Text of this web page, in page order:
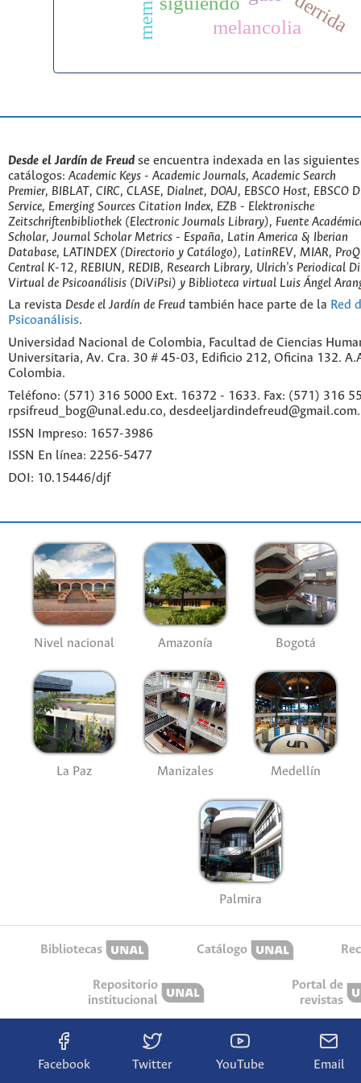
derrida
melancolia
Desde el Jardín de Freud se encuentra indexada en las
catálogos: Academic Keys - Academic Journals, Academic Search
Premier, BIBLAT, CIRC, CLASE, Dialnet, DOAJ, EBSCO Host, EBSCO
Service, Emerging Sources Citation Index, EZB - Elektronische
Zeitschriftenbibliothek (Electronic Journals Library), Fuente
Scholar, Journal Scholar Metrics - España, Latin America & Iberian
Database, LATINDEX (Directorio y Catálogo), LatinREV, MIAR,
Central K-12, REBIUN, REDIB, Research Library, Ulrich's Periodical
Virtual de Psicoanálisis (DiViPsi) y Biblioteca virtual Luis Ángel
La revista Desde el Jardín de Freud también hace parte de la Red
Psicoanálisis.
Universidad Nacional de Colombia, Facultad de Ciencias
Universitaria, Av. Cra. 30 # 45-03, Edificio 212, Oficina 132.
Colombia.
Teléfono: (571) 316 5000 Ext. 16372 - 1633. Fax: (571) 316
rpsifreud_bog@unal.edu.co, desdeeljardindefreud@gmail.com.
ISSN Impreso: 1657-3986
ISSN En línea: 2256-5477
DOI: 10.15446/djf
Nivel nacional Amazonía Bogotá
La Paz Manizales Medellín
Palmira
Bibliotecas Catálogo
Repositorio
institucional
Portal de
revistas
Facebook Twitter YouTube Email